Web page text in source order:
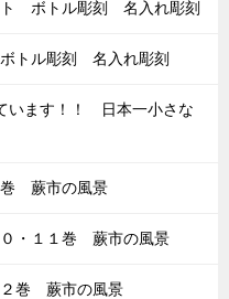
ボトル彫刻 名入れ彫刻
トル彫刻 名入れ彫刻
います！！ 日本一小さな
蕨市の風景
・１１巻 蕨市の風景
巻 蕨市の風景